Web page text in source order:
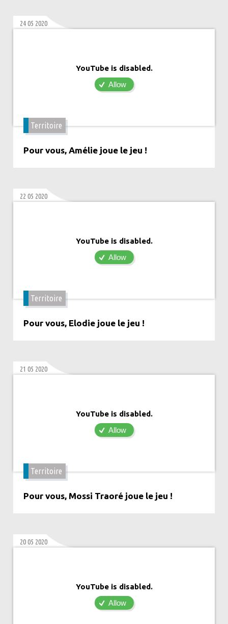
24 05 2020
YouTube is disabled.
Allow
Territoire
Pour vous, Amélie joue le jeu !
22 05 2020
YouTube is disabled.
Allow
Territoire
Pour vous, Elodie joue le jeu !
21 05 2020
YouTube is disabled.
Allow
Territoire
Pour vous, Mossi Traoré joue le jeu !
20 05 2020
YouTube is disabled.
Allow